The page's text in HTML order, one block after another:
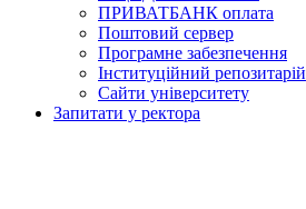
ПРИВАТБАНК оплата
Поштовий сервер
Програмне забезпечення
Інституційний репозитарій
Сайти університету
Запитати у ректора